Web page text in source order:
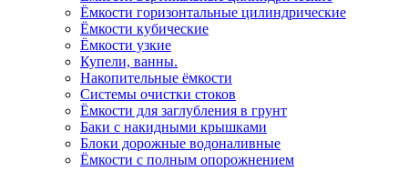
Ёмкости горизонтальные цилиндрические
Ёмкости кубические
Ёмкости узкие
Купели, ванны.
Накопительные ёмкости
Системы очистки стоков
Ёмкости для заглубления в грунт
Баки с накидными крышками
Блоки дорожные водоналивные
Ёмкости с полным опорожнением